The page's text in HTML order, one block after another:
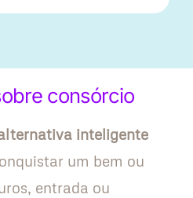
consórcio
inteligente
um bem ou
entrada ou